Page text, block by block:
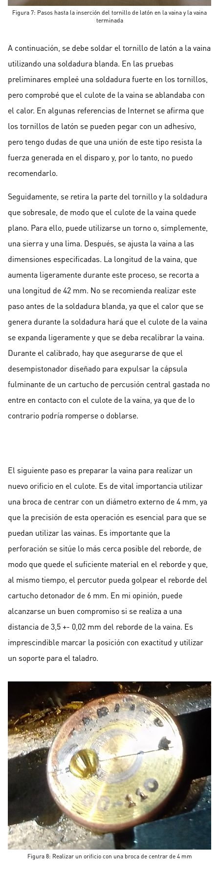
Figura 7: Pasos hasta la inserción del tornillo de latón en la vaina y la vaina
terminada
A continuación, se debe soldar el tornillo de latón a la vaina
utilizando una soldadura blanda. En las pruebas
preliminares empleé una soldadura fuerte en los tornillos,
pero comprobé que el culote de la vaina se ablandaba con
el calor. En algunas referencias de Internet se afirma que
los tornillos de latón se pueden pegar con un adhesivo,
pero tengo dudas de que una unión de este tipo resista la
fuerza generada en el disparo y, por lo tanto, no puedo
recomendarlo.
Seguidamente, se retira la parte del tornillo y la soldadura
que sobresale, de modo que el culote de la vaina quede
plano. Para ello, puede utilizarse un torno o, simplemente,
una sierra y una lima. Después, se ajusta la vaina a las
dimensiones especificadas. La longitud de la vaina, que
aumenta ligeramente durante este proceso, se recorta a
una longitud de 42 mm. No se recomienda realizar este
paso antes de la soldadura blanda, ya que el calor que se
genera durante la soldadura hará que el culote de la vaina
se expanda ligeramente y que se deba recalibrar la vaina.
Durante el calibrado, hay que asegurarse de que el
desempistonador diseñado para expulsar la cápsula
fulminante de un cartucho de percusión central gastada no
entre en contacto con el culote de la vaina, ya que de lo
contrario podría romperse o doblarse.
El siguiente paso es preparar la vaina para realizar un
nuevo orificio en el culote. Es de vital importancia utilizar
una broca de centrar con un diámetro externo de 4 mm, ya
que la precisión de esta operación es esencial para que se
puedan utilizar las vainas. Es importante que la
perforación se sitúe lo más cerca posible del reborde, de
modo que quede el suficiente material en el reborde y que,
al mismo tiempo, el percutor pueda golpear el reborde del
cartucho detonador de 6 mm. En mi opinión, puede
alcanzarse un buen compromiso si se realiza a una
distancia de 3,5 +- 0,02 mm del reborde de la vaina. Es
imprescindible marcar la posición con exactitud y utilizar
un soporte para el taladro.
Figura 8: Realizar un orificio con una broca de centrar de 4 mm